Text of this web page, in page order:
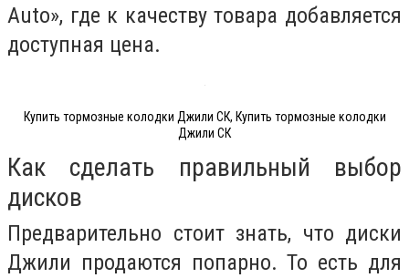
Auto», где к качеству товара добавляется
доступная цена.
Купить тормозные колодки Джили СК, Купить тормозные колодки
Джили СК
Как сделать правильный выбор
дисков
Предварительно стоит знать, что диски
Джили продаются попарно. То есть для